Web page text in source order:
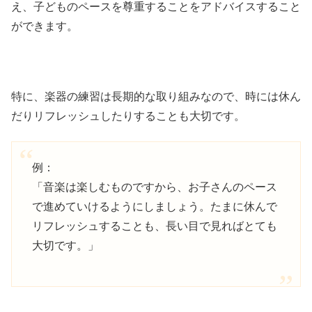
え、子どものペースを尊重することをアドバイスすること
ができます。
特に、楽器の練習は長期的な取り組みなので、時には休ん
だりリフレッシュしたりすることも大切です。
例：
「音楽は楽しむものですから、お子さんのペース
で進めていけるようにしましょう。たまに休んで
リフレッシュすることも、長い目で見ればとても
大切です。」